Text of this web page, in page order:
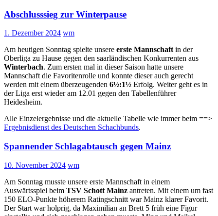
Abschlusssieg zur Winterpause
1. Dezember 2024 wm
Am heutigen Sonntag spielte unsere erste Mannschaft in der
Oberliga zu Hause gegen den saarländischen Konkurrenten aus
Winterbach. Zum ersten mal in dieser Saison hatte unsere
Mannschaft die Favoritenrolle und konnte dieser auch gerecht
werden mit einem überzeugenden 6½:1½ Erfolg. Weiter geht es in
der Liga erst wieder am 12.01 gegen den Tabellenführer
Heidesheim.
Alle Einzelergebnisse und die aktuelle Tabelle wie immer beim ==>
Ergebnisdienst des Deutschen Schachbunds.
Spannender Schlagabtausch gegen Mainz
10. November 2024 wm
Am Sonntag musste unsere erste Mannschaft in einem
Auswärtsspiel beim TSV Schott Mainz antreten. Mit einem um fast
150 ELO-Punkte höherem Ratingschnitt war Mainz klarer Favorit.
Der Start war holprig, da Maximilian an Brett 5 früh eine Figur